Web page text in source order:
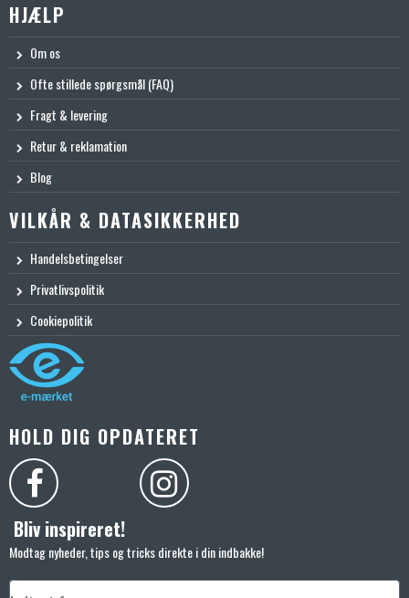
HJÆLP
Om os
Ofte stillede spørgsmål (FAQ)
Fragt & levering
Retur & reklamation
Blog
VILKÅR & DATASIKKERHED
Handelsbetingelser
Privatlivspolitik
Cookiepolitik
HOLD DIG OPDATERET
Bliv inspireret!
Modtag nyheder, tips og tricks direkte i din indbakke!